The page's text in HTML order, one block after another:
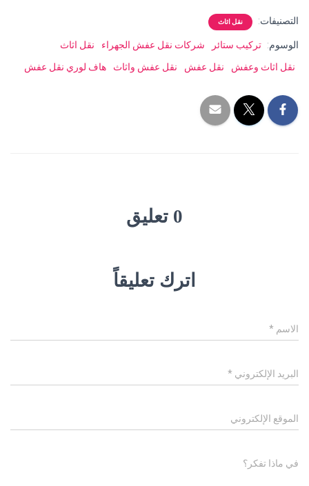
التصنيفات: نقل اثاث
الوسوم: تركيب ستائر شركات نقل عفش الجهراء
نقل اثاث
نقل اثاث وعفش
نقل عفش نقل عفش واثاث هاف لوري نقل عفش
0 تعليق
اترك تعليقاً
الاسم *
البريد الإلكتروني *
الموقع الإلكتروني
في ماذا تفكر؟